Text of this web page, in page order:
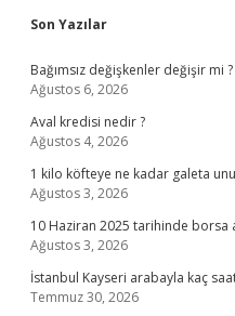
Sidebar
Son Yazılar
Bağımsız değişkenler değişir mi ?
Ağustos 6, 2026
Aval kredisi nedir ?
Ağustos 4, 2026
1 kilo köfteye ne kadar galeta
Ağustos 3, 2026
10 Haziran 2025 tarihinde borsa
Ağustos 3, 2026
İstanbul Kayseri arabayla kaç
Temmuz 30, 2026